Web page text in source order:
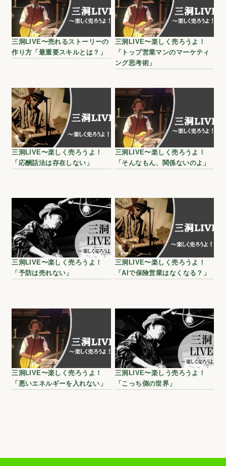
三洞LIVE〜売れるストーリーの
作り方「最重要スキルとは？」
三洞LIVE〜楽しく売ろうよ！
「トップ営業マンのマーケティ
ング思考術」
三洞LIVE〜楽しく売ろうよ！
「応酬話法は存在しない」
三洞LIVE〜楽しく売ろうよ！
「そんなもん、関係ないのよ」
三洞LIVE〜楽しく売ろうよ！
「予防は売れない」
三洞LIVE〜楽しく売ろうよ！
「AIで保険営業はなくなる？」
三洞LIVE〜楽しく売ろうよ！
「悪いエネルギーを入れない」
三洞LIVE〜楽しう売ろうよ！
「こっち側の世界」